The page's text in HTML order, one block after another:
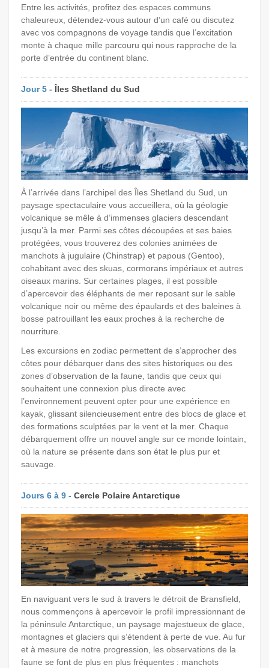
Entre les activités, profitez des espaces communs
chaleureux, détendez-vous autour d’un café ou discutez
avec vos compagnons de voyage tandis que l’excitation
monte à chaque mille parcouru qui nous rapproche de la
porte d’entrée du continent blanc.
Jour 5 - Îles Shetland du Sud
À l’arrivée dans l’archipel des Îles Shetland du Sud, un
paysage spectaculaire vous accueillera, où la géologie
volcanique se mêle à d’immenses glaciers descendant
jusqu’à la mer. Parmi ses côtes découpées et ses baies
protégées, vous trouverez des colonies animées de
manchots à jugulaire (Chinstrap) et papous (Gentoo),
cohabitant avec des skuas, cormorans impériaux et autres
oiseaux marins. Sur certaines plages, il est possible
d’apercevoir des éléphants de mer reposant sur le sable
volcanique noir ou même des épaulards et des baleines à
bosse patrouillant les eaux proches à la recherche de
nourriture.
Les excursions en zodiac permettent de s’approcher des
côtes pour débarquer dans des sites historiques ou des
zones d’observation de la faune, tandis que ceux qui
souhaitent une connexion plus directe avec
l’environnement peuvent opter pour une expérience en
kayak, glissant silencieusement entre des blocs de glace et
des formations sculptées par le vent et la mer. Chaque
débarquement offre un nouvel angle sur ce monde lointain,
où la nature se présente dans son état le plus pur et
sauvage.
Jours 6 à 9 - Cercle Polaire Antarctique
En naviguant vers le sud à travers le détroit de Bransfield,
nous commençons à apercevoir le profil impressionnant de
la péninsule Antarctique, un paysage majestueux de glace,
montagnes et glaciers qui s’étendent à perte de vue. Au fur
et à mesure de notre progression, les observations de la
faune se font de plus en plus fréquentes : manchots